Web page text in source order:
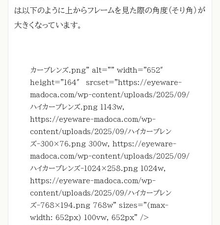
は以下のように上からフレームを見た際の角度（そり角）が
大きくなっています。
カーブレンズ.png” alt=”” width=”652″
height=”164″ srcset=”https://eyeware-
madoca.com/wp-content/uploads/2025/09/
ハイカーブレンズ.png 1143w,
https://eyeware-madoca.com/wp-
content/uploads/2025/09/ハイカーブレン
ズ-300×76.png 300w, https://eyeware-
madoca.com/wp-content/uploads/2025/09/
ハイカーブレンズ-1024×258.png 1024w,
https://eyeware-madoca.com/wp-
content/uploads/2025/09/ハイカーブレン
ズ-768×194.png 768w” sizes=”(max-
width: 652px) 100vw, 652px” />